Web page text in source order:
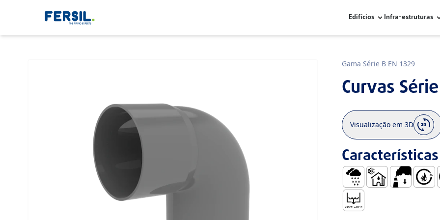
Edifícios Infra-estruturas
Gama Série B EN 1329
Curvas
Visualização em 3D
Características
Águas Pluviais